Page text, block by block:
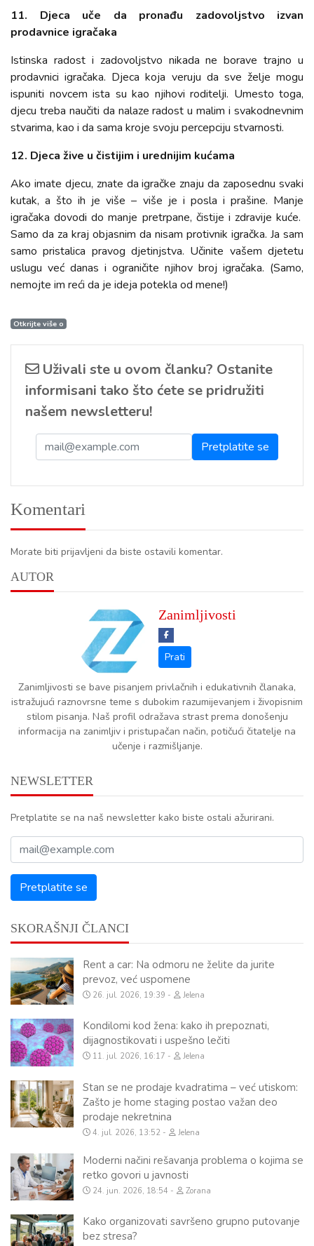
11. Djeca uče da pronađu zadovoljstvo izvan
prodavnice igračaka
Istinska radost i zadovoljstvo nikada ne borave trajno u
prodavnici igračaka. Djeca koja veruju da sve želje mogu
ispuniti novcem ista su kao njihovi roditelji. Umesto toga,
djecu treba naučiti da nalaze radost u malim i svakodnevnim
stvarima, kao i da sama kroje svoju percepciju stvarnosti.
12. Djeca žive u čistijim i urednijim kućama
Ako imate djecu, znate da igračke znaju da zaposednu svaki
kutak, a što ih je više – više je i posla i prašine. Manje
igračaka dovodi do manje pretrpane, čistije i zdravije kuće.
Samo da za kraj objasnim da nisam protivnik igračka. Ja sam
samo pristalica pravog djetinjstva. Učinite vašem djetetu
uslugu već danas i ograničite njihov broj igračaka. (Samo,
nemojte im reći da je ideja potekla od mene!)
Otkrijte više o
Uživali ste u ovom članku? Ostanite
informisani tako što ćete se pridružiti
našem newsletteru!
Komentari
Morate biti prijavljeni da biste ostavili komentar.
AUTOR
Zanimljivosti
Zanimljivosti se bave pisanjem privlačnih i edukativnih članaka,
istražujući raznovrsne teme s dubokim razumijevanjem i živopisnim
stilom pisanja. Naš profil odražava strast prema donošenju
informacija na zanimljiv i pristupačan način, potičući čitatelje na
učenje i razmišljanje.
NEWSLETTER
Pretplatite se na naš newsletter kako biste ostali ažurirani.
SKORAŠNJI ČLANCI
Rent a car: Na odmoru ne želite da jurite
prevoz, već uspomene
26. jul. 2026, 19:39 Jelena
Kondilomi kod žena: kako ih prepoznati,
dijagnostikovati i uspešno lečiti
11. jul. 2026, 16:17 Jelena
Stan se ne prodaje kvadratima – već utiskom:
Zašto je home staging postao važan deo
prodaje nekretnina
4. jul. 2026, 13:52 Jelena
Moderni načini rešavanja problema o kojima se
retko govori u javnosti
24. jun. 2026, 18:54 Zorana
Kako organizovati savršeno grupno putovanje
bez stresa?